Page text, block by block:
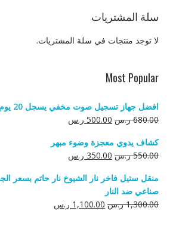
سلة المشتريات
لا توجد منتجات في سلة المشتريات.
Most Popular
افضل جهاز تسجيل صوت مخفي يسجل 20 يوم متواصلة.
680.00 ر.س السعر
هو:
680.00 ر.س.
500.00 ر.سالسعر
هو:
500.00 ر.س.
كشاف يدوي معجزة وضوء مبهر
550.00 ر.س السعر
هو:
550.00 ر.س.
350.00 ر.سالسعر
هو:
منقل ستيل فاخر نار الشيوخ نار حاتم بسعر
صناعي ضد النار
1,300.00 ر.س السعر
1,100.00 ر.سالسعر